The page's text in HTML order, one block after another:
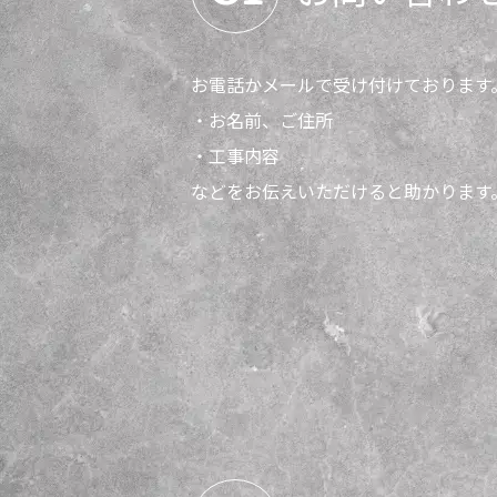
お電話かメールで受け付けております
・お名前、ご住所
・工事内容
などをお伝えいただけると助かります